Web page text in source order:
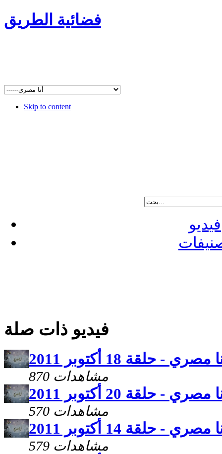
فضائية الطريق
Skip to content
فيديو
فيديو ذات صلة
مصري - حلقة 18 أكتوبر 2011
870 مشاهدات
مصري - حلقة 20 أكتوبر 2011
570 مشاهدات
مصري - حلقة 14 أكتوبر 2011
579 مشاهدات